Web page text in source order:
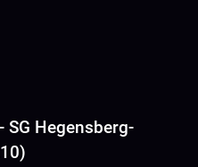
SG Hegensberg-